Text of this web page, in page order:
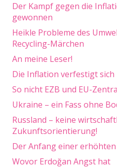
Der Kampf gegen die
gewonnen
Heikle Probleme des
Recycling-Märchen
An meine Leser!
Die Inflation verfestigt sich
So nicht EZB und EU-
Ukraine – ein Fass ohne
Russland – keine
Zukunftsorientierung!
Der Anfang einer
Wovor Erdoğan Angst hat